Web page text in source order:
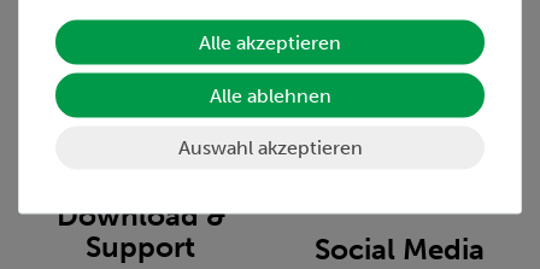
Hinweisgeberschutz
Datenschutz
Impressum
Download &
Support
Social Media
Alle akzeptieren
Alle ablehnen
Auswahl akzeptieren